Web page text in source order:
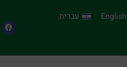
English
עברית